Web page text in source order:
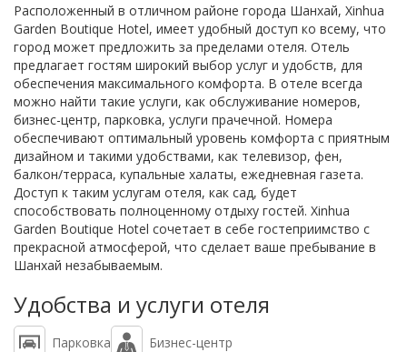
Расположенный в отличном районе города Шанхай, Xinhua
Garden Boutique Hotel, имеет удобный доступ ко всему, что
город может предложить за пределами отеля. Отель
предлагает гостям широкий выбор услуг и удобств, для
обеспечения максимального комфорта. В отеле всегда
можно найти такие услуги, как обслуживание номеров,
бизнес-центр, парковка, услуги прачечной. Номера
обеспечивают оптимальный уровень комфорта с приятным
дизайном и такими удобствами, как телевизор, фен,
балкон/терраса, купальные халаты, ежедневная газета.
Доступ к таким услугам отеля, как сад, будет
способствовать полноценному отдыху гостей. Xinhua
Garden Boutique Hotel сочетает в себе гостеприимство с
прекрасной атмосферой, что сделает ваше пребывание в
Шанхай незабываемым.
Удобства и услуги отеля
Парковка Бизнес-центр